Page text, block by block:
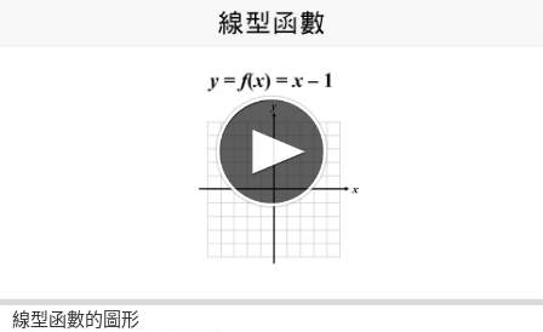
線型函數的圖形